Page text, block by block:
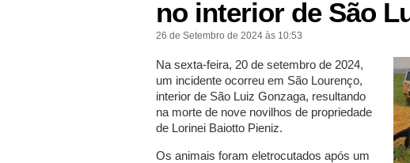
no interior de São
26 de Setembro de 2024 às 10:53
Na sexta-feira, 20 de setembro de 2024,
um incidente ocorreu em São Lourenço,
interior de São Luiz Gonzaga, resultando
na morte de nove novilhos de propriedade
de Lorinei Baiotto Pieniz.
Os animais foram eletrocutados após um